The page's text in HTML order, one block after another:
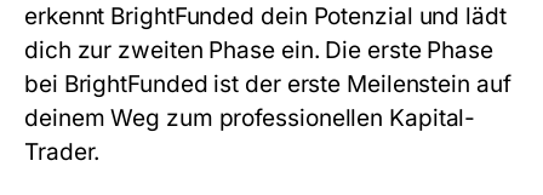
erkennt BrightFunded dein Potenzial und lädt
dich zur zweiten Phase ein. Die erste Phase
bei BrightFunded ist der erste Meilenstein auf
deinem Weg zum professionellen Kapital-
Trader.